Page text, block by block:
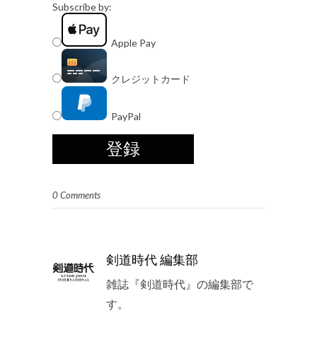
Subscribe by:
Apple Pay
クレジットカード
PayPal
0 Comments
剣道時代 編集部
雑誌『剣道時代』の編集部で
す。